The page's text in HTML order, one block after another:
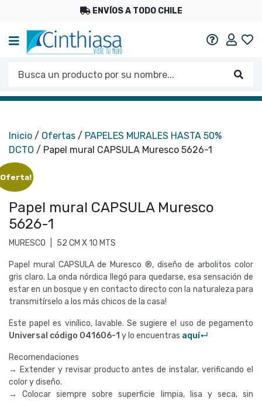
ENVÍOS A TODO CHILE
Mi
Busca un producto por su nombre...
Inicio / Ofertas / PAPELES MURALES HASTA 50%
DCTO / Papel mural CAPSULA Muresco 5626-1
Papel mural CAPSULA Muresco
5626-1
MURESCO 52 CM X 10 MTS
Papel mural CAPSULA de Muresco ®, diseño de arbolitos color
gris claro. La onda nórdica llegó para quedarse, esa sensación de
estar en un bosque y en contacto directo con la naturaleza para
transmitírselo a los más chicos de la casa!
Este papel es vinílico, lavable. Se sugiere el uso de pegamento
Universal código 041606-1 y lo encuentras aquí↵
Recomendaciones
→ Extender y revisar producto antes de instalar, verificando el
color y diseño.
→ Colocar siempre sobre superficie limpia, lisa y seca, sin